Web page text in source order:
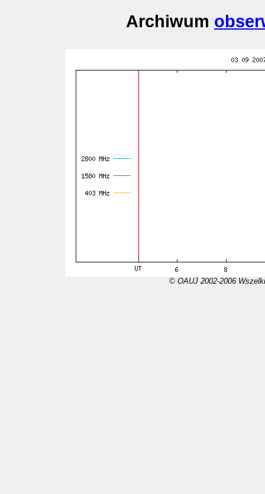
Archiwum
© OAUJ 2002-2006